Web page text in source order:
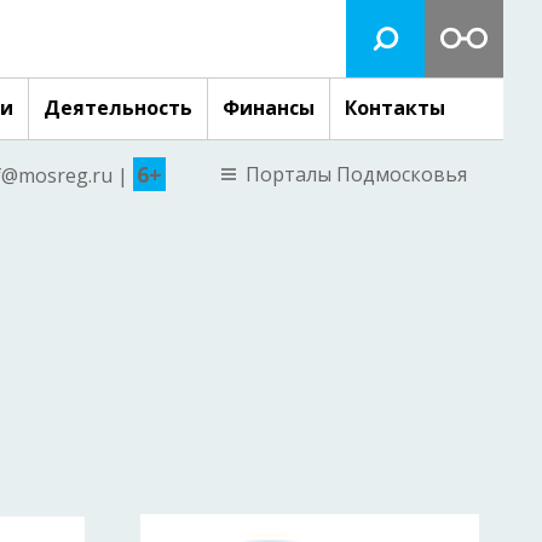
Деятельность Финансы Контакты
| 6+ Порталы Подмосковья